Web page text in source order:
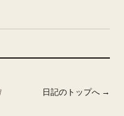
日記のトップへ →